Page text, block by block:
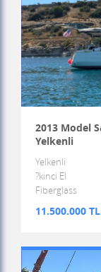
2013 Model
Yelkenli
Yelkenli
?kinci El
Fiberglass
11.500.000 TL